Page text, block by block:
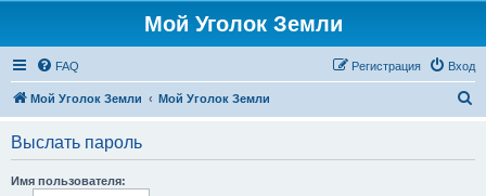
Мой Уголок Земли
FAQ Вход
Регистрация
Мой Уголок Земли Мой Уголок Земли
Выслать пароль
Имя пользователя: